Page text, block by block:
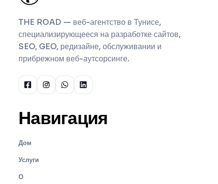
THE ROAD — веб-агентство в Тунисе,
специализирующееся на разработке сайтов,
SEO, GEO, редизайне, обслуживании и
прибрежном веб-аутсорсинге.
Навигация
Дом
Услуги
О